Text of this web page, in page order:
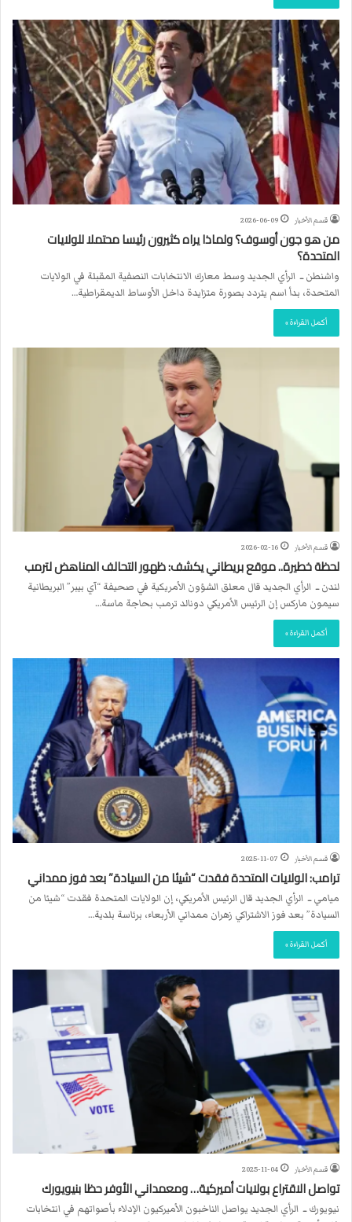
قسم الأخبار 2026-06-09
من هو جون أوسوف؟ ولماذا يراه كثيرون رئيسا محتملا للولايات
المتحدة؟
واشنطن ــ الرأي الجديد وسط معارك الانتخابات النصفية المقبلة في الولايات
المتحدة، بدأ اسم يتردد بصورة متزايدة داخل الأوساط الديمقراطية…
أكمل القراءة »
قسم الأخبار 2026-02-16
لحظة خطيرة.. موقع بريطاني يكشف: ظهور التحالف المناهض لترمب
لندن ــ الرأي الجديد قال معلق الشؤون الأمريكية في صحيفة “آي بيبر” البريطانية
سيمون ماركس إن الرئيس الأمريكي دونالد ترمب بحاجة ماسة…
أكمل القراءة »
قسم الأخبار 2025-11-07
ترامب: الولايات المتحدة فقدت “شيئا من السيادة” بعد فوز ممداني
ميامي ــ الرأي الجديد قال الرئيس الأمريكي، إن الولايات المتحدة فقدت “شيئا من
السيادة” بعد فوز الاشتراكي زهران ممداني الأربعاء، برئاسة بلدية…
أكمل القراءة »
قسم الأخبار 2025-11-04
تواصل الاقتراع بولايات أميركية… ومعمداني الأوفر حظا بنيويورك
نيويورك ــ الرأي الجديد يواصل الناخبون الأميركيون الإدلاء بأصواتهم في انتخابات